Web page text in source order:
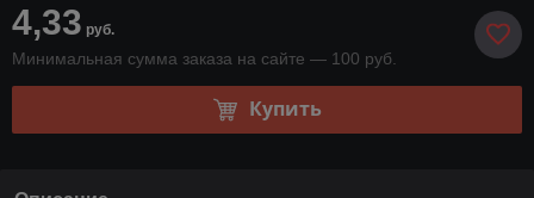
4,33 руб.
Минимальная сумма заказа на сайте — 100 руб.
Купить